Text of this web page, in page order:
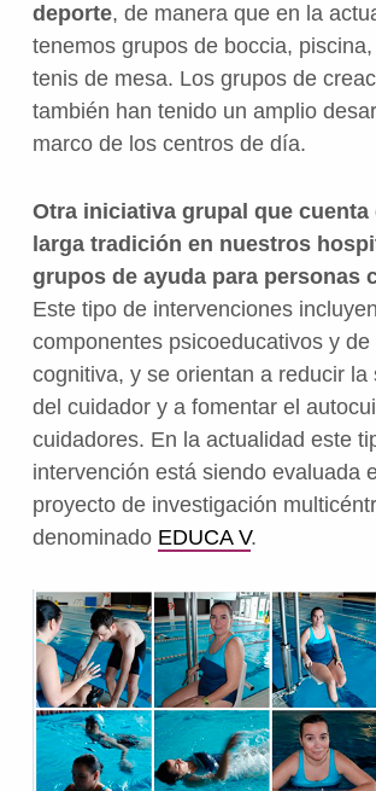
deporte, de manera que en la
tenemos grupos de boccia,
tenis de mesa. Los grupos de
también han tenido un amplio
marco de los centros de día.
Otra iniciativa grupal que cuenta
larga tradición en nuestros
grupos de ayuda para personas
Este tipo de intervenciones incluyen
componentes psicoeducativos y
cognitiva, y se orientan a reducir la
del cuidador y a fomentar el
cuidadores. En la actualidad este
intervención está siendo evaluada
proyecto de investigación
denominado EDUCA V.